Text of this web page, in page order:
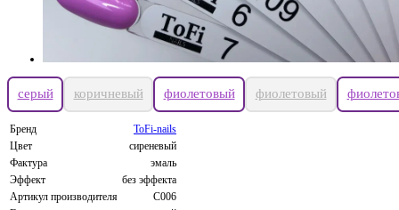
серый коричневый фиолетовый фиолетовый
Бренд
ToFi-nails
Цвет
сиреневый
Фактура
эмаль
Эффект
без эффекта
Артикул производителя
C006